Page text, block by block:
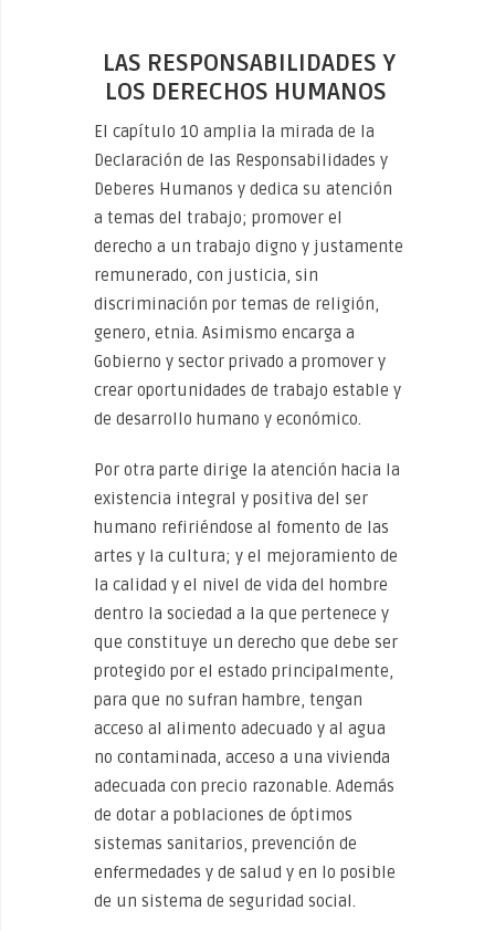
LAS RESPONSABILIDADES Y
LOS DERECHOS HUMANOS
El capítulo 10 amplia la mirada de la
Declaración de las Responsabilidades y
Deberes Humanos y dedica su atención
a temas del trabajo; promover el
derecho a un trabajo digno y justamente
remunerado, con justicia, sin
discriminación por temas de religión,
genero, etnia. Asimismo encarga a
Gobierno y sector privado a promover y
crear oportunidades de trabajo estable y
de desarrollo humano y económico.
Por otra parte dirige la atención hacia la
existencia integral y positiva del ser
humano refiriéndose al fomento de las
artes y la cultura; y el mejoramiento de
la calidad y el nivel de vida del hombre
dentro la sociedad a la que pertenece y
que constituye un derecho que debe ser
protegido por el estado principalmente,
para que no sufran hambre, tengan
acceso al alimento adecuado y al agua
no contaminada, acceso a una vivienda
adecuada con precio razonable. Además
de dotar a poblaciones de óptimos
sistemas sanitarios, prevención de
enfermedades y de salud y en lo posible
de un sistema de seguridad social.